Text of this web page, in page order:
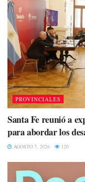
PROVINCIALES
Santa Fe reunió a
para abordar los
AGOSTO 7, 2026 120